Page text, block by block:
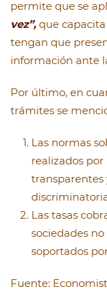
permite que se
vez”, que capacita
tengan que
información ante
Por último, en
trámites se
Las normas
realizados
transparentes
Las tasas
sociedades
soportados
Fuente: